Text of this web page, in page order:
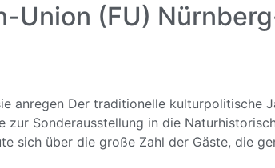
Union (FU)
anregen Der traditionelle kulturpolitische
Sonderausstellung in die
sich über die große Zahl der Gäste, die